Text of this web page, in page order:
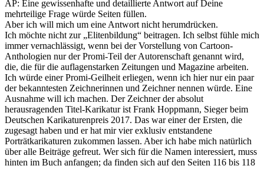
AP: Eine gewissenhafte und detaillierte Antwort auf Deine
mehrteilige Frage würde Seiten füllen.
Aber ich will mich um eine Antwort nicht herumdrücken.
Ich möchte nicht zur „Elitenbildung“ beitragen. Ich selbst fühle mich
immer vernachlässigt, wenn bei der Vorstellung von Cartoon-
Anthologien nur der Promi-Teil der Autorenschaft genannt wird,
die, die für die auflagenstarken Zeitungen und Magazine arbeiten.
Ich würde einer Promi-Geilheit erliegen, wenn ich hier nur ein paar
der bekanntesten Zeichnerinnen und Zeichner nennen würde. Eine
Ausnahme will ich machen. Der Zeichner der absolut
herausragenden Titel-Karikatur ist Frank Hoppmann, Sieger beim
Deutschen Karikaturenpreis 2017. Das war einer der Ersten, die
zugesagt haben und er hat mir vier exklusiv entstandene
Porträtkarikaturen zukommen lassen. Aber ich habe mich natürlich
über alle Beiträge gefreut. Wer sich für die Namen interessiert, muss
hinten im Buch anfangen; da finden sich auf den Seiten 116 bis 118